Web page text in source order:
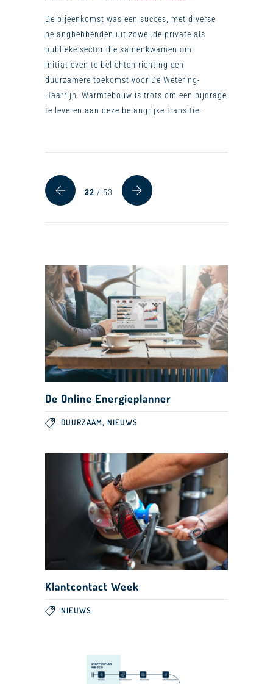
De bijeenkomst was een succes, met diverse
belanghebbenden uit zowel de private als
publieke sector die samenkwamen om
initiatieven te belichten richting een
duurzamere toekomst voor De Wetering-
Haarrijn. Warmtebouw is trots om een bijdrage
te leveren aan deze belangrijke transitie.
32 / 53
De Online Energieplanner
DUURZAAM, NIEUWS
Klantcontact Week
NIEUWS